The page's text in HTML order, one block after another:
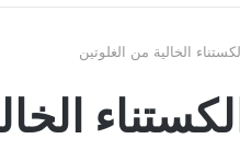
الخالية من الغلوتين